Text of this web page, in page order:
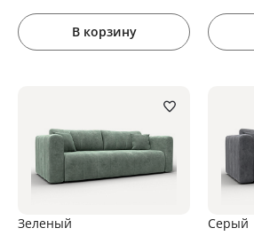
В корзину
Зеленый Серый